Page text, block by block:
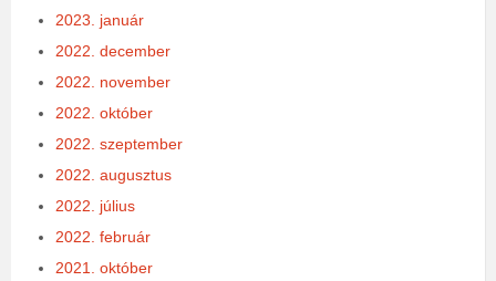
2023. január
2022. december
2022. november
2022. október
2022. szeptember
2022. augusztus
2022. július
2022. február
2021. október